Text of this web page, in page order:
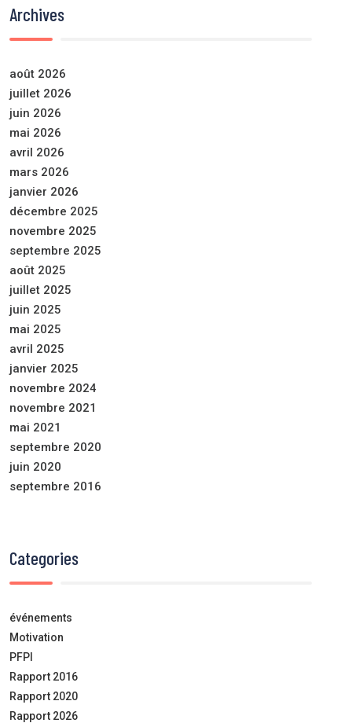
Archives
août 2026
juillet 2026
juin 2026
mai 2026
avril 2026
mars 2026
janvier 2026
décembre 2025
novembre 2025
septembre 2025
août 2025
juillet 2025
juin 2025
mai 2025
avril 2025
janvier 2025
novembre 2024
novembre 2021
mai 2021
septembre 2020
juin 2020
septembre 2016
Categories
événements
Motivation
PFPI
Rapport 2016
Rapport 2020
Rapport 2026